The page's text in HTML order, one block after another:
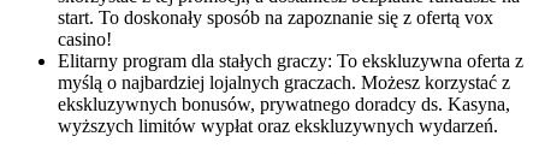
start. To doskonały sposób na zapoznanie się z ofertą vox
casino!
Elitarny program dla stałych graczy: To ekskluzywna oferta z
myślą o najbardziej lojalnych graczach. Możesz korzystać z
ekskluzywnych bonusów, prywatnego doradcy ds. Kasyna,
wyższych limitów wypłat oraz ekskluzywnych wydarzeń.